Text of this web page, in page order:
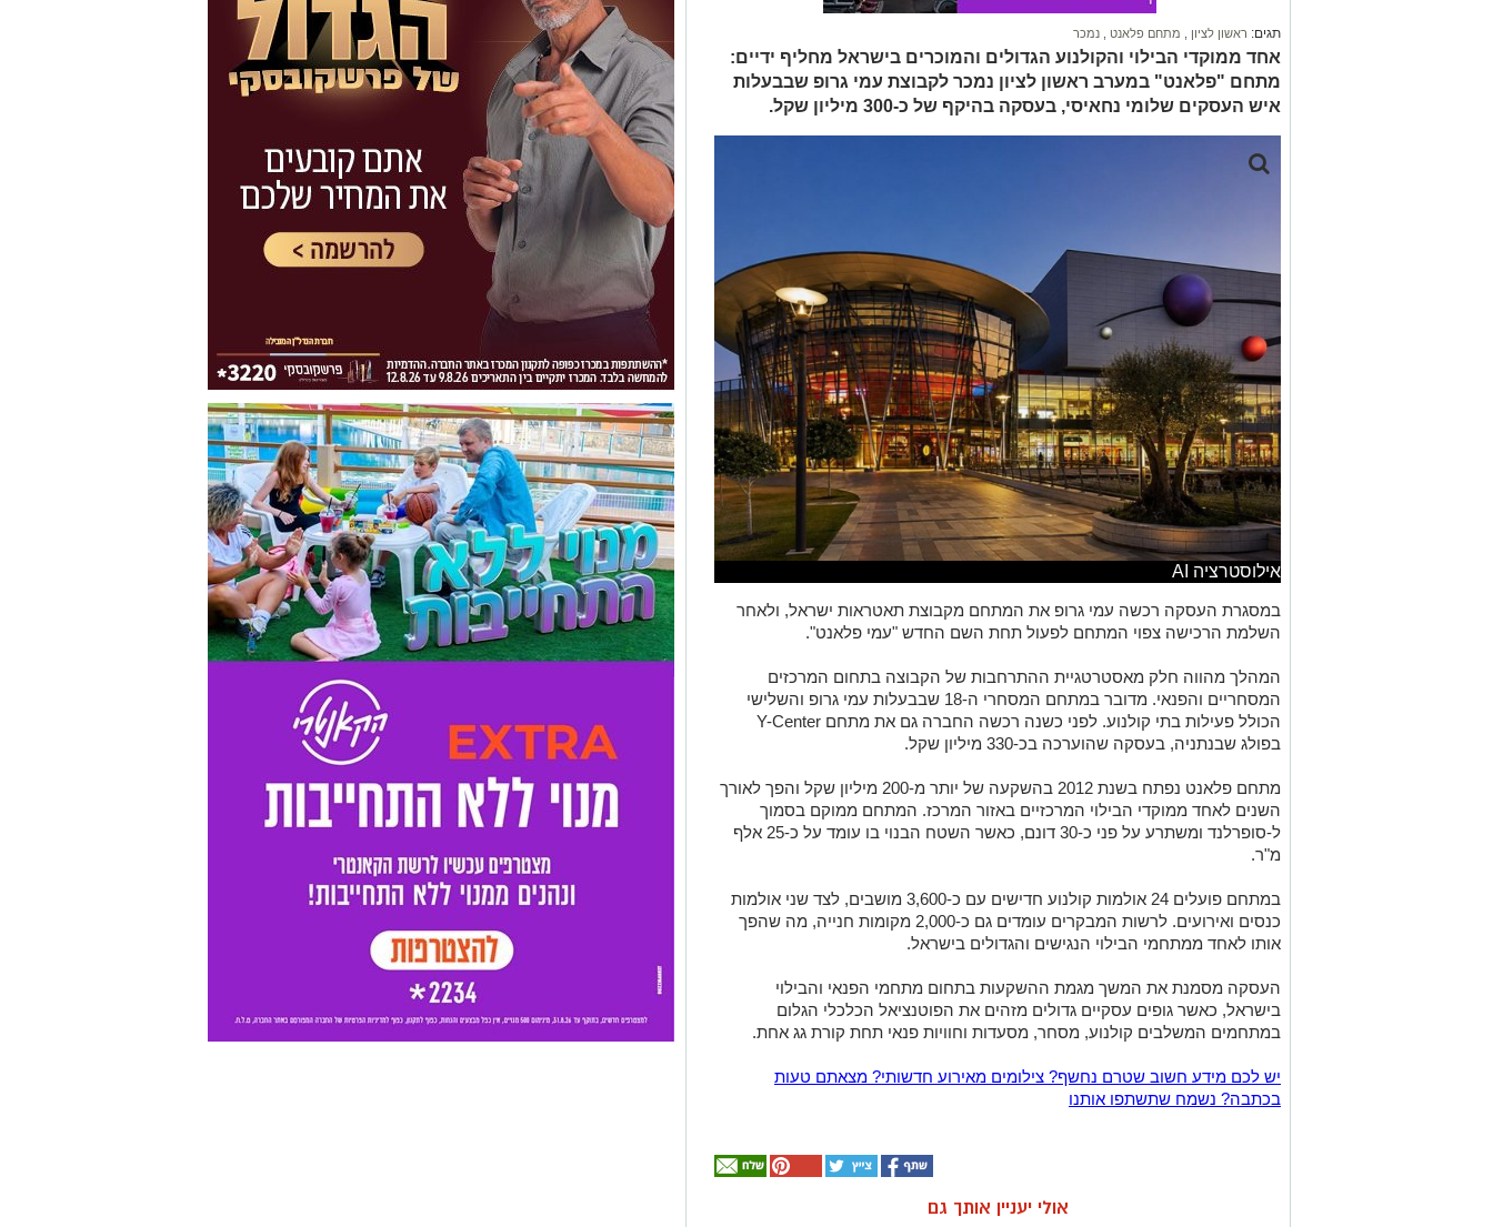
תגים: ראשון לציון מתחם פלאנט נמכר
אחד ממוקדי הבילוי והקולנוע הגדולים והמוכרים בישראל מחליף ידיים:
מתחם "פלאנט" במערב ראשון לציון נמכר לקבוצת עמי גרופ שבבעלות
איש העסקים שלומי נחאיסי, בעסקה בהיקף של כ-300 מיליון שקל.
אילוסטרציה AI
במסגרת העסקה רכשה עמי גרופ את המתחם מקבוצת תאטראות ישראל, ולאחר
השלמת הרכישה צפוי המתחם לפעול תחת השם החדש "עמי פלאנט".
המהלך מהווה חלק מאסטרטגיית ההתרחבות של הקבוצה בתחום המרכזים
המסחריים והפנאי. מדובר במתחם המסחרי ה-18 שבבעלות עמי גרופ והשלישי
הכולל פעילות בתי קולנוע. לפני כשנה רכשה החברה גם את מתחם Y-Center
בפולג שבנתניה, בעסקה שהוערכה בכ-330 מיליון שקל.
מתחם פלאנט נפתח בשנת 2012 בהשקעה של יותר מ-200 מיליון שקל והפך לאורך
השנים לאחד ממוקדי הבילוי המרכזיים באזור המרכז. המתחם ממוקם בסמוך
ל-סופרלנד
ומשתרע על פני כ-30 דונם, כאשר השטח הבנוי בו עומד על כ-25 אלף
מ"ר.
במתחם פועלים 24 אולמות קולנוע חדישים עם כ-3,600 מושבים, לצד שני אולמות
כנסים ואירועים. לרשות המבקרים עומדים גם כ-2,000 מקומות חנייה, מה שהפך
אותו לאחד ממתחמי הבילוי הנגישים והגדולים בישראל.
העסקה מסמנת את המשך מגמת ההשקעות בתחום מתחמי הפנאי והבילוי
בישראל, כאשר גופים עסקיים גדולים מזהים את הפוטנציאל הכלכלי הגלום
במתחמים המשלבים קולנוע, מסחר, מסעדות וחוויות פנאי תחת קורת גג אחת.
יש לכם מידע חשוב שטרם נחשף? צילומים מאירוע חדשותי? מצאתם טעות
בכתבה? נשמח שתשתפו אותנו
אולי יעניין אותך גם